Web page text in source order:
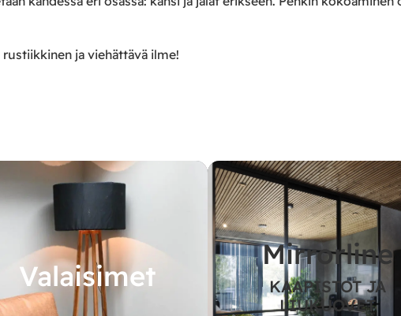
ja viehättävä ilme!
Valaisimet
Mirrorline
KAAPISTOT JA
LIUKUOVET